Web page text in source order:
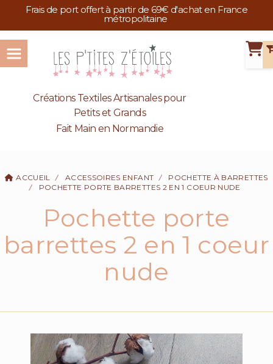
Frais de port offert à partir de 69€ d'achat en France
métropolitaine
Créations Textiles Artisanales pour
Petits et Grands
Fait Main en Normandie
ACCUEIL ACCESSOIRES ENFANT
POCHETTE À BARRETTES
POCHETTE PORTE BARRETTES 2 EN 1 COEUR NUDE
Pochette porte
barrettes 2 en 1 coeur
nude
Panneau de gestion des cookies